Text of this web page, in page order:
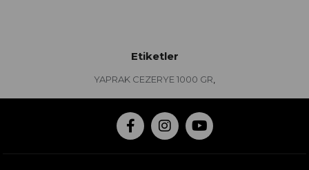
Etiketler
YAPRAK CEZERYE 1000 GR,